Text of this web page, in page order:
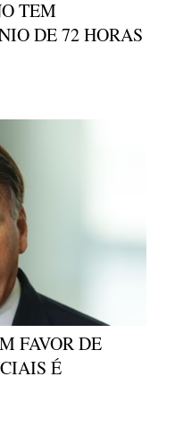
TEM
DE 72 HORAS
FAVOR DE
É